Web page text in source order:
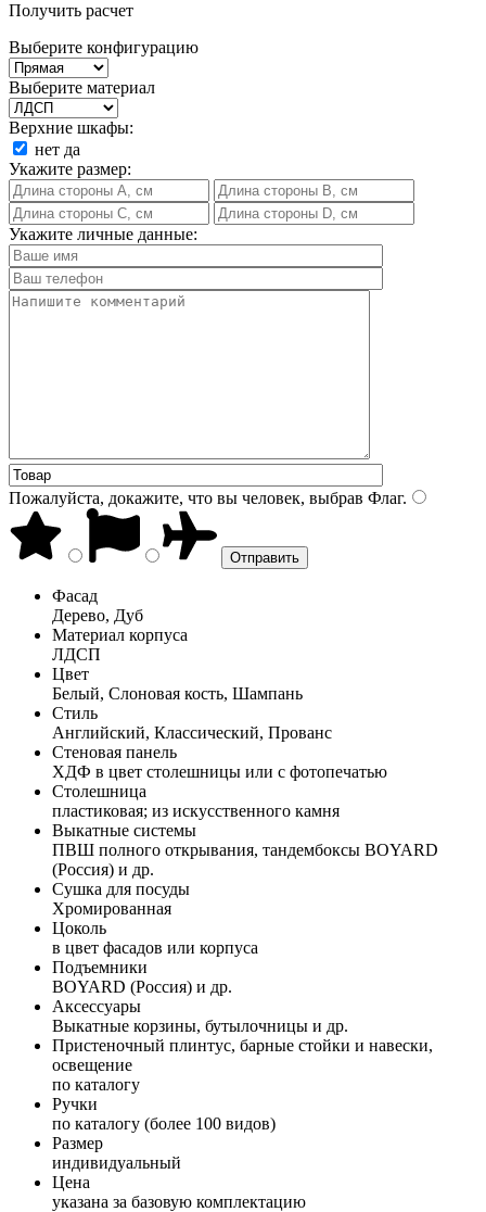
Получить расчет
Выберите конфигурацию
Выберите материал
Верхние шкафы:
нет да
Укажите размер:
Укажите личные данные:
Пожалуйста, докажите, что вы человек, выбрав Флаг.
Фасад
Дерево, Дуб
Материал корпуса
ЛДСП
Цвет
Белый, Слоновая кость, Шампань
Стиль
Английский, Классический, Прованс
Стеновая панель
ХДФ в цвет столешницы или с фотопечатью
Столешница
пластиковая; из искусственного камня
Выкатные системы
ПВШ полного открывания, тандембоксы BOYARD
(Россия) и др.
Сушка для посуды
Хромированная
Цоколь
в цвет фасадов или корпуса
Подъемники
BOYARD (Россия) и др.
Аксессуары
Выкатные корзины, бутылочницы и др.
Пристеночный плинтус, барные стойки и навески,
освещение
по каталогу
Ручки
по каталогу (более 100 видов)
Размер
индивидуальный
Цена
указана за базовую комплектацию